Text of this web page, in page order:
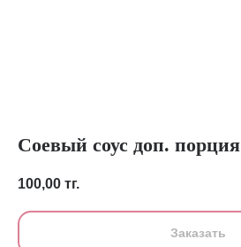
Соевый соус доп. порция
100,00 тг.
Заказать